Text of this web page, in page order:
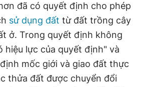
Liên hệ quảng cáo
đã có quyết định cho phép
sử dụng đất từ đất trồng cây
ở. Trong quyết định không
hiệu lực của quyết định" và
mốc giới và giao đất thực
thửa đất được chuyển đổi